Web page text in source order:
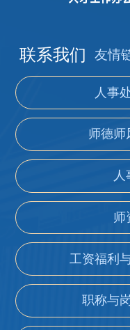
联系我们 友情
人事
师德师
人
师
工资福利
职称与